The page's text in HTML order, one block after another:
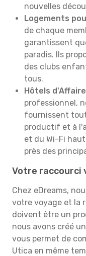
nouvelles
Logements
de chaque
garantissent
paradis. Ils
des clubs
tous.
Hôtels
professionnel,
fournissent
productif et à
et du Wi-Fi
près des
Votre raccourci
Chez eDreams,
votre voyage et la
doivent être un
nous avons créé
vous permet de
Utica en même